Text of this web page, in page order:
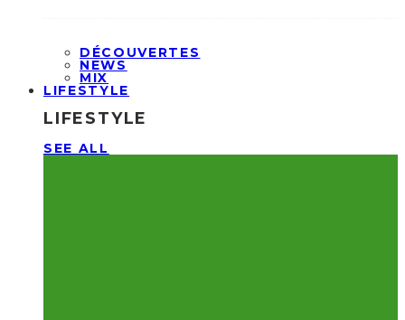
DÉCOUVERTES
NEWS
MIX
LIFESTYLE
LIFESTYLE
SEE ALL